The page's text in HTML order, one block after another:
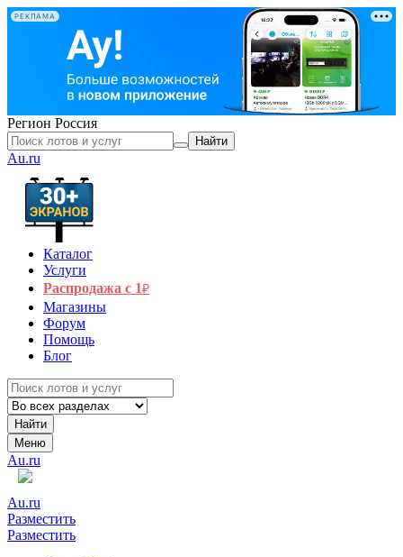
РЕКЛАМА
Регион Россия
Найти
Au.ru
Каталог
Услуги
Распродажа с 1₽
Магазины
Форум
Помощь
Блог
Найти
Меню
Au.ru
Au.ru
Разместить
Разместить